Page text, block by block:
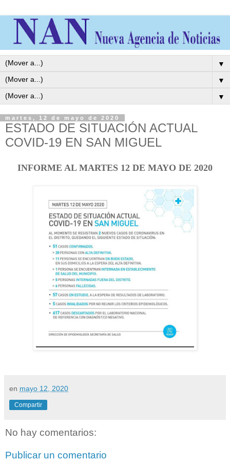
▼
▼
▼
martes, 12 de mayo de 2020
ESTADO DE SITUACIÓN ACTUAL
COVID-19 EN SAN MIGUEL
INFORME AL MARTES 12 DE MAYO DE 2020
en mayo 12, 2020
Compartir
No hay comentarios:
Publicar un comentario